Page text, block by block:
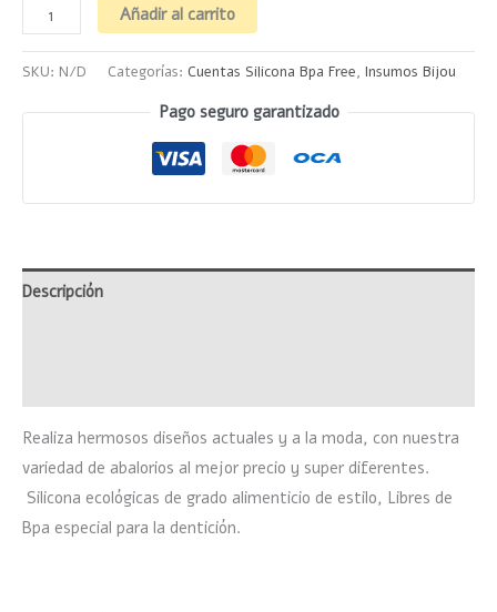
Añadir al carrito
SKU: N/D Categorías: Cuentas Silicona Bpa Free, Insumos Bijou
Pago seguro garantizado
Descripción
Realiza hermosos diseños actuales y a la moda, con nuestra
variedad de abalorios al mejor precio y super diferentes.
Silicona ecológicas de grado alimenticio de estilo, Libres de
Bpa especial para la dentición.